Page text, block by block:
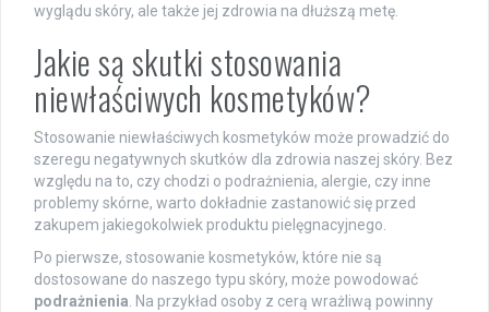
wyglądu skóry, ale także jej zdrowia na dłuższą metę.
Jakie są skutki stosowania
niewłaściwych kosmetyków?
Stosowanie niewłaściwych kosmetyków może prowadzić do
szeregu negatywnych skutków dla zdrowia naszej skóry. Bez
względu na to, czy chodzi o podrażnienia, alergie, czy inne
problemy skórne, warto dokładnie zastanowić się przed
zakupem jakiegokolwiek produktu pielęgnacyjnego.
Po pierwsze, stosowanie kosmetyków, które nie są
dostosowane do naszego typu skóry, może powodować
podrażnienia . Na przykład osoby z cerą wrażliwą powinny